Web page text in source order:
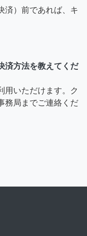
済）前であれば、キ
済方法を教えてくだ
用いただけます。ク
務局までご連絡くだ